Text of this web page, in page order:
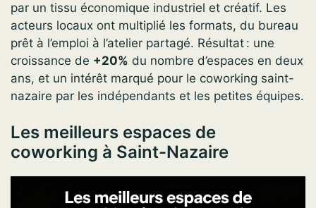
par un tissu économique industriel et créatif. Les
acteurs locaux ont multiplié les formats, du bureau
prêt à l’emploi à l’atelier partagé. Résultat : une
croissance de +20% du nombre d’espaces en deux
ans, et un intérêt marqué pour le coworking saint-
nazaire par les indépendants et les petites équipes.
Les meilleurs espaces de
coworking à Saint-Nazaire